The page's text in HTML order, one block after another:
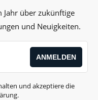
über zukünftige
und Neuigkeiten.
und akzeptiere die
.